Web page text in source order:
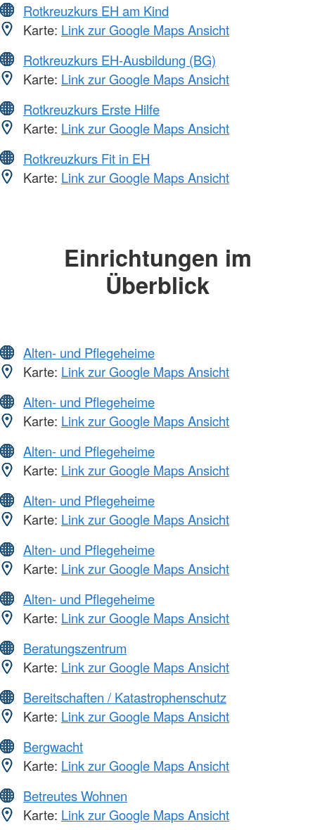
Rotkreuzkurs EH am Kind
Karte: Link zur Google Maps Ansicht
Rotkreuzkurs EH-Ausbildung (BG)
Karte: Link zur Google Maps Ansicht
Rotkreuzkurs Erste Hilfe
Karte: Link zur Google Maps Ansicht
Rotkreuzkurs Fit in EH
Karte: Link zur Google Maps Ansicht
Einrichtungen im
Überblick
Alten- und Pflegeheime
Karte: Link zur Google Maps Ansicht
Alten- und Pflegeheime
Karte: Link zur Google Maps Ansicht
Alten- und Pflegeheime
Karte: Link zur Google Maps Ansicht
Alten- und Pflegeheime
Karte: Link zur Google Maps Ansicht
Alten- und Pflegeheime
Karte: Link zur Google Maps Ansicht
Alten- und Pflegeheime
Karte: Link zur Google Maps Ansicht
Beratungszentrum
Karte: Link zur Google Maps Ansicht
Bereitschaften / Katastrophenschutz
Karte: Link zur Google Maps Ansicht
Bergwacht
Karte: Link zur Google Maps Ansicht
Betreutes Wohnen
Karte: Link zur Google Maps Ansicht